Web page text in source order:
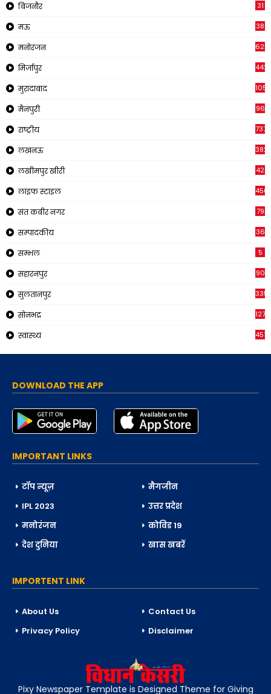
बिजनौर 31
मऊ 38
मनोरंजन 622
मिर्जापुर 442
मुरादाबाद 1057
मैनपुरी 96
राष्ट्रीय 7376
लखनऊ
लखीमपुर खीरी 42
लाइफ स्टाइल 456
संत कबीर नगर 79
सम्पादकीय 36
सम्भल 5
सहारनपुर 90
सुलतानपुर 335
सोनभद्र 1271
स्वास्थ्य 451
DOWNLOAD THE APP
IMPORTANT LINKS
टॉप न्यूज़
मैगजीन
IPL 2023
उत्तर प्रदेश
मनोरंजन
कोविड 19
देश दुनिया
खास खबरें
IMPORTENT LINK
About Us
Contact Us
Privacy Policy
Disclaimer
Pixy Newspaper Template is Designed Theme for Giving